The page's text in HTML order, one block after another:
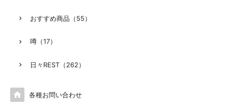
おすすめ商品（55）
噂（17）
日々REST（262）
 各種お問い合わせ